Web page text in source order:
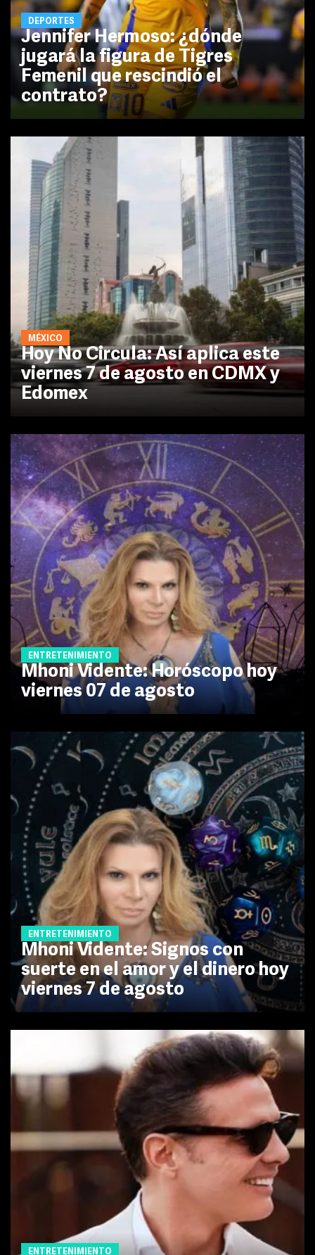
DEPORTES
Jennifer Hermoso: ¿dónde
jugará la figura de Tigres
Femenil que rescindió el
contrato?
MÉXICO
Hoy No Circula: Así aplica este
viernes 7 de agosto en CDMX y
Edomex
ENTRETENIMIENTO
Mhoni Vidente: Horóscopo hoy
viernes 07 de agosto
ENTRETENIMIENTO
Mhoni Vidente: Signos con
suerte en el amor y el dinero hoy
viernes 7 de agosto
ENTRETENIMIENTO